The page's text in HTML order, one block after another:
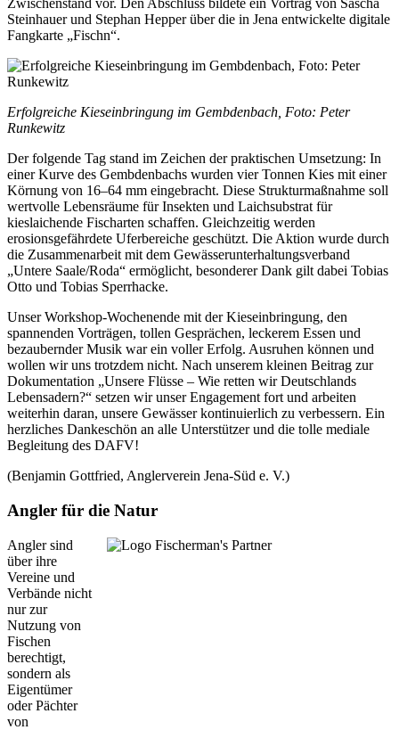
Zwischenstand vor. Den Abschluss bildete ein Vortrag von Sascha
Steinhauer und Stephan Hepper über die in Jena entwickelte digitale
Fangkarte „Fischn“.
Erfolgreiche Kieseinbringung im Gembdenbach, Foto: Peter
Runkewitz
Der folgende Tag stand im Zeichen der praktischen Umsetzung: In
einer Kurve des Gembdenbachs wurden vier Tonnen Kies mit einer
Körnung von 16–64 mm eingebracht. Diese Strukturmaßnahme soll
wertvolle Lebensräume für Insekten und Laichsubstrat für
kieslaichende Fischarten schaffen. Gleichzeitig werden
erosionsgefährdete Uferbereiche geschützt. Die Aktion wurde durch
die Zusammenarbeit mit dem Gewässerunterhaltungsverband
„Untere Saale/Roda“ ermöglicht, besonderer Dank gilt dabei Tobias
Otto und Tobias Sperrhacke.
Unser Workshop-Wochenende mit der Kieseinbringung, den
spannenden Vorträgen, tollen Gesprächen, leckerem Essen und
bezaubernder Musik war ein voller Erfolg. Ausruhen können und
wollen wir uns trotzdem nicht. Nach unserem kleinen Beitrag zur
Dokumentation „Unsere Flüsse – Wie retten wir Deutschlands
Lebensadern?“ setzen wir unser Engagement fort und arbeiten
weiterhin daran, unsere Gewässer kontinuierlich zu verbessern. Ein
herzliches Dankeschön an alle Unterstützer und die tolle mediale
Begleitung des DAFV!
(Benjamin Gottfried, Anglerverein Jena-Süd e. V.)
Angler für die Natur
Angler sind
über ihre
Vereine und
Verbände nicht
nur zur
Nutzung von
Fischen
berechtigt,
sondern als
Eigentümer
oder Pächter
von